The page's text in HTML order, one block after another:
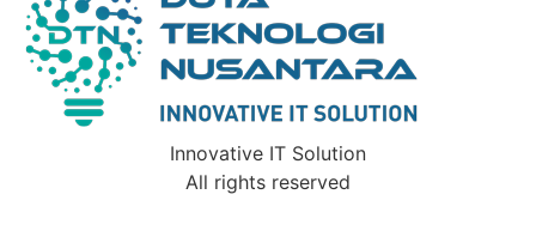
Innovative IT Solution
All rights reserved